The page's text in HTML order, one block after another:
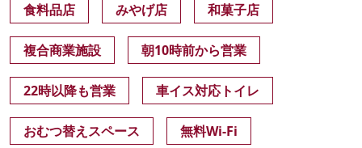
食料品店 みやげ店 和菓子店
複合商業施設 朝10時前から営業
22時以降も営業 車イス対応トイレ
おむつ替えスペース 無料Wi-Fi